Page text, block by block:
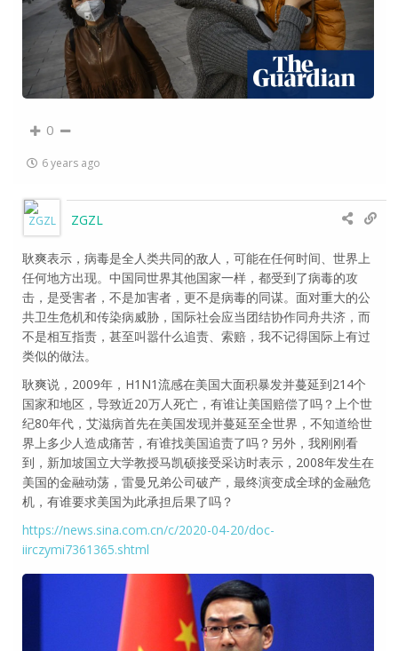
0
6 years ago
ZGZL
耿爽表示，病毒是全人类共同的敌人，可能在任何时间、世界上
任何地方出现。中国同世界其他国家一样，都受到了病毒的攻
击，是受害者，不是加害者，更不是病毒的同谋。面对重大的公
共卫生危机和传染病威胁，国际社会应当团结协作同舟共济，而
不是相互指责，甚至叫嚣什么追责、索赔，我不记得国际上有过
类似的做法。
耿爽说，2009年，H1N1流感在美国大面积暴发并蔓延到214个
国家和地区，导致近20万人死亡，有谁让美国赔偿了吗？上个世
纪80年代，艾滋病首先在美国发现并蔓延至全世界，不知道给世
界上多少人造成痛苦，有谁找美国追责了吗？另外，我刚刚看
到，新加坡国立大学教授马凯硕接受采访时表示，2008年发生在
美国的金融动荡，雷曼兄弟公司破产，最终演变成全球的金融危
机，有谁要求美国为此承担后果了吗？
https://news.sina.com.cn/c/2020-04-20/doc-
iirczymi7361365.shtml